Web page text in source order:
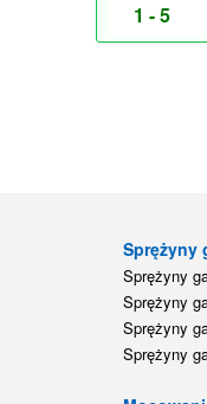
1 - 5
Sprężyny
Sprężyny
Sprężyny
Sprężyny
Sprężyny